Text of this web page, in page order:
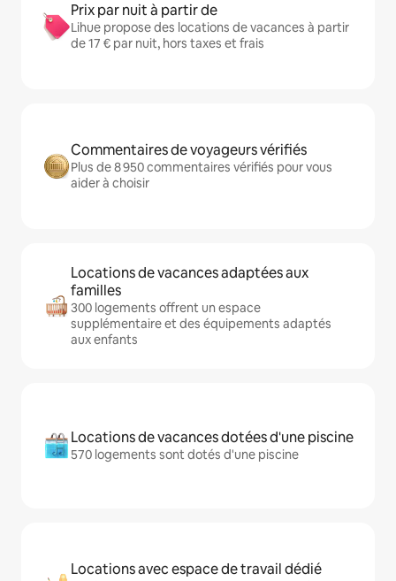
Prix par nuit à partir de
Lihue propose des locations de vacances à partir
de 17 € par nuit, hors taxes et frais
Commentaires de voyageurs vérifiés
Plus de 8 950 commentaires vérifiés pour vous
aider à choisir
Locations de vacances adaptées aux
familles
300 logements offrent un espace
supplémentaire et des équipements adaptés
aux enfants
Locations de vacances dotées d'une piscine
570 logements sont dotés d'une piscine
Locations avec espace de travail dédié